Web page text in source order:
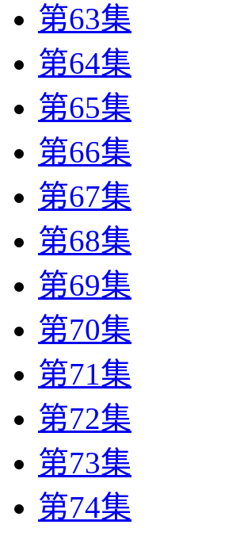
第63集
第64集
第65集
第66集
第67集
第68集
第69集
第70集
第71集
第72集
第73集
第74集